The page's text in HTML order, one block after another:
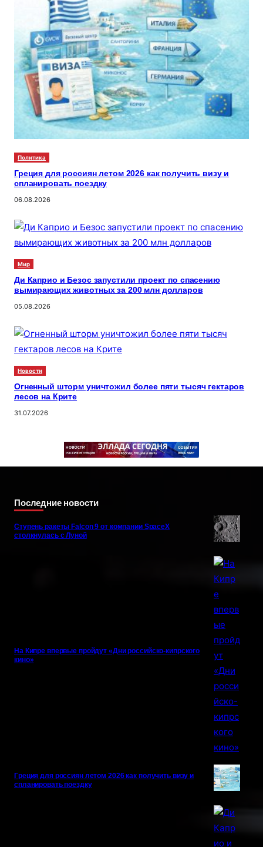
Политика
Греция для россиян летом 2026 как получить визу и
спланировать поездку
06.08.2026
Мир
Ди Каприо и Безос запустили проект по спасению
вымирающих животных за 200 млн долларов
05.08.2026
Новости
Огненный шторм уничтожил более пяти тысяч гектаров
лесов на Крите
31.07.2026
Последние новости
Ступень ракеты Falcon 9 от компании SpaceX
столкнулась с Луной
На Кипре впервые пройдут «Дни российско-кипрского
кино»
Греция для россиян летом 2026 как получить визу и
спланировать поездку